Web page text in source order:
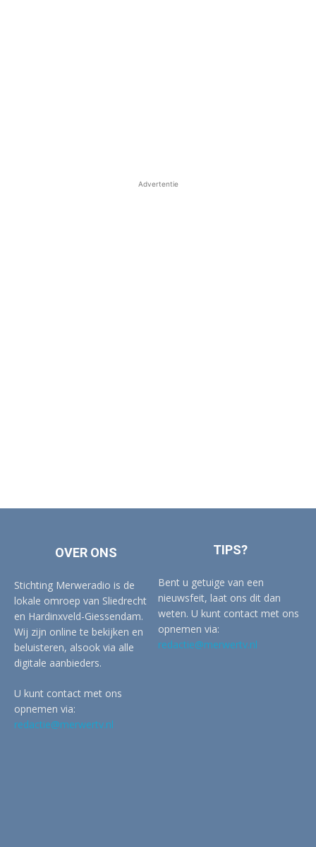
Advertentie
OVER ONS
Stichting Merweradio is de
lokale omroep van Sliedrecht
en Hardinxveld-Giessendam.
Wij zijn online te bekijken en
beluisteren, alsook via alle
digitale aanbieders.
U kunt contact met ons
opnemen via:
redactie@merwertv.nl
TIPS?
Bent u getuige van een
nieuwsfeit, laat ons dit dan
weten. U kunt contact met ons
opnemen via:
redactie@merwertv.nl